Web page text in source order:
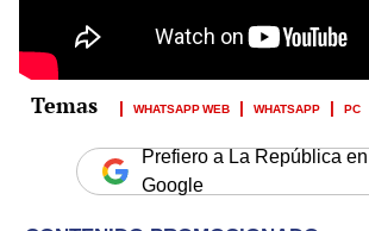
WHATSAPP WEB WHATSAPP PC
Prefiero a La República en
Google